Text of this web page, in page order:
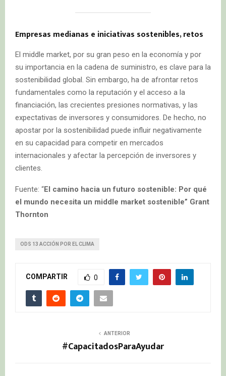
Empresas medianas e iniciativas sostenibles, retos
El middle market, por su gran peso en la economía y por
su importancia en la cadena de suministro, es clave para la
sostenibilidad global. Sin embargo, ha de afrontar retos
fundamentales como la reputación y el acceso a la
financiación, las crecientes presiones normativas, y las
expectativas de inversores y consumidores. De hecho, no
apostar por la sostenibilidad puede influir negativamente
en su capacidad para competir en mercados
internacionales y afectar la percepción de inversores y
clientes.
Fuente: “El camino hacia un futuro sostenible: Por qué
el mundo necesita un middle market sostenible” Grant
Thornton
ODS 13 ACCIÓN POR EL CLIMA
COMPARTIR 0
ANTERIOR
#CapacitadosParaAyudar